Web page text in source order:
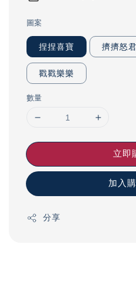
圖案
捏捏喜寶 擠擠怒君
戳戳樂樂
數量
立即
加入
分享